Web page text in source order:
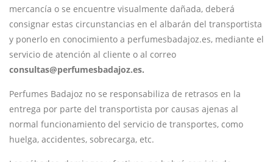
mercancía o se encuentre visualmente dañada, deberá
consignar estas circunstancias en el albarán del transportista
y ponerlo en conocimiento a perfumesbadajoz.es, mediante el
servicio de atención al cliente o al correo
consultas@perfumesbadajoz.es.
Perfumes Badajoz no se responsabiliza de retrasos en la
entrega por parte del transportista por causas ajenas al
normal funcionamiento del servicio de transportes, como
huelga, accidentes, sobrecarga, etc.